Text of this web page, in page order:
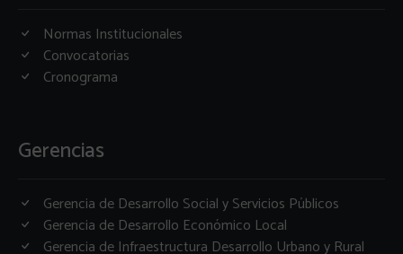
Normas Institucionales
Convocatorias
Cronograma
Gerencias
Gerencia de Desarrollo Social y Servicios Públicos
Gerencia de Desarrollo Económico Local
Gerencia de Infraestructura Desarrollo Urbano y Rural